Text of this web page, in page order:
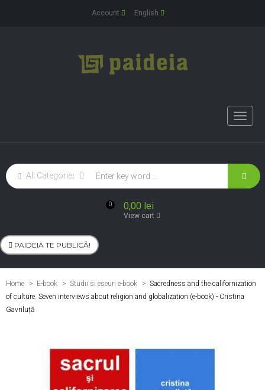
Account English
Toggle
0 0,00 lei
View cart
PAIDEIA TE PUBLICĂ!
Home E-book > Studii si eseuri e-book > Sacredness and the californization
of culture. Seven interviews about religion and globalization (e-book) - Cristina
Gavriluță